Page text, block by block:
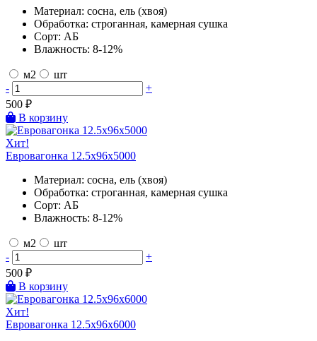
Материал: сосна, ель (хвоя)
Обработка: строганная, камерная сушка
Сорт: АБ
Влажность: 8-12%
м2
шт
-
+
500 ₽
В корзину
Хит!
Евровагонка 12.5х96х5000
Материал: сосна, ель (хвоя)
Обработка: строганная, камерная сушка
Сорт: АБ
Влажность: 8-12%
м2
шт
-
+
500 ₽
В корзину
Хит!
Евровагонка 12.5х96х6000